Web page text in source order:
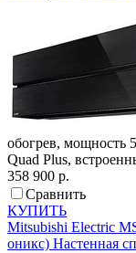
обогрев, мощность
Quad Plus,
358 900 р.
Сравнить
КУПИТЬ
Mitsubishi Electric
оникс) Настенная